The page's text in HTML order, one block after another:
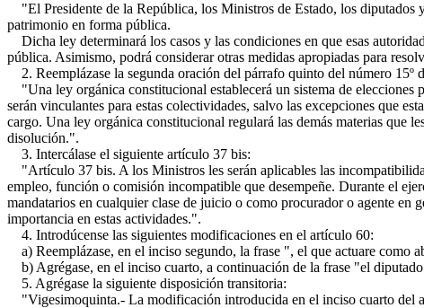
"El Presidente de la República, los Ministros de Estado, los diputados
patrimonio en forma pública.
Dicha ley determinará los casos y las condiciones en que esas
pública. Asimismo, podrá considerar otras medidas apropiadas para
2. Reemplázase la segunda oración del párrafo quinto del número 15º
"Una ley orgánica constitucional establecerá un sistema de elecciones
serán vinculantes para estas colectividades, salvo las excepciones que
cargo. Una ley orgánica constitucional regulará las demás materias que
disolución.".
3. Intercálase el siguiente artículo 37 bis:
"Artículo 37 bis. A los Ministros les serán aplicables las
empleo, función o comisión incompatible que desempeñe. Durante el
mandatarios en cualquier clase de juicio o como procurador o agente en
importancia en estas actividades.".
4. Introdúcense las siguientes modificaciones en el artículo 60:
a) Reemplázase, en el inciso segundo, la frase ", el que actuare como
b) Agrégase, en el inciso cuarto, a continuación de la frase "el
5. Agrégase la siguiente disposición transitoria:
"Vigesimoquinta.- La modificación introducida en el inciso cuarto del